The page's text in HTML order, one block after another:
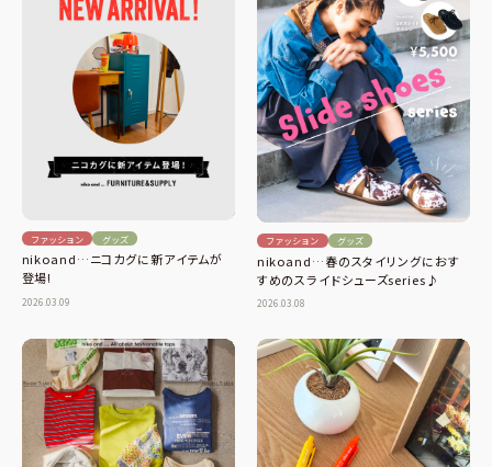
ファッション グッズ
nikoand…ニコカグに新アイテムが
登場!
2026.03.09
ファッション グッズ
nikoand…春のスタイリングにおす
すめのスライドシューズseries♪
2026.03.08